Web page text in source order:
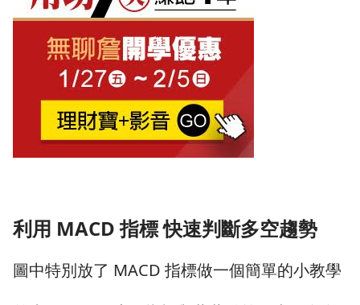
利用 MACD 指標 快速判斷多空趨勢
圖中特別放了 MACD 指標做一個簡單的小教學